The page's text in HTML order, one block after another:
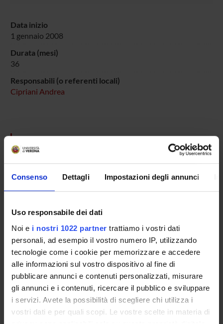
Consenso Dettagli Impostazioni degli annunci
Uso responsabile dei dati
Noi e i nostri 1022 partner trattiamo i vostri dati
personali, ad esempio il vostro numero IP, utilizzando
tecnologie come i cookie per memorizzare e accedere
alle informazioni sul vostro dispositivo al fine di
pubblicare annunci e contenuti personalizzati, misurare
gli annunci e i contenuti, ricercare il pubblico e sviluppare
i servizi. Avete la possibilità di scegliere chi utilizza i
vostri dati e per quali scopi. Le vostre scelte in materia di
Data inizio
1 gennaio 2008
Durata (mesi)
36
Responsabili (o referenti locali)
Cipriani Andrea
Andrea Cipriani
Psychiatry
SEZIONI
Psichiatria